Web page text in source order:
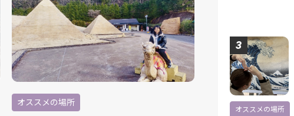
オススメの場所
オススメの場所